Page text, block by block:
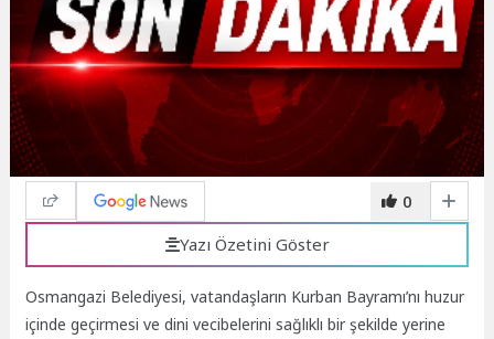
0
Yazı Özetini Göster
Osmangazi Belediyesi, vatandaşların Kurban Bayramı’nı huzur
içinde geçirmesi ve dini vecibelerini sağlıklı bir şekilde yerine